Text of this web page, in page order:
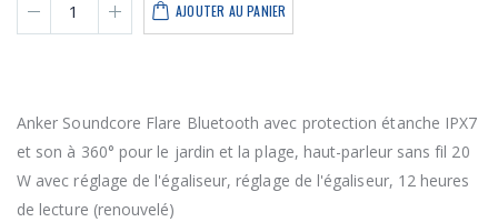
AJOUTER AU PANIER
Anker Soundcore Flare Bluetooth avec protection étanche IPX7
et son à 360° pour le jardin et la plage, haut-parleur sans fil 20
W avec réglage de l'égaliseur, réglage de l'égaliseur, 12 heures
de lecture (renouvelé)